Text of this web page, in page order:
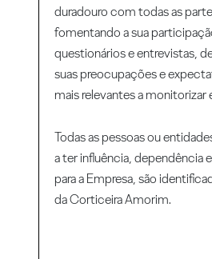
duradouro com todas as
fomentando a sua
questionários e entrevistas,
suas preocupações e
mais relevantes a monitorizar
Todas as pessoas ou
a ter influência, dependência
para a Empresa, são
da Corticeira Amorim.